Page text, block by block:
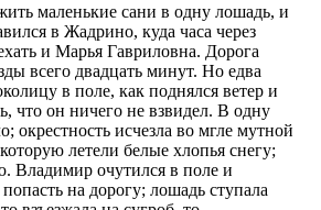
маленькие сани в одну лошадь, и
в Жадрино, куда часа через
и Марья Гавриловна. Дорога
всего двадцать минут. Но едва
в поле, как поднялся ветер и
что он ничего не взвидел. В одну
окрестность исчезла во мгле мутной
летели белые хлопья снегу;
Владимир очутился в поле и
на дорогу; лошадь ступала